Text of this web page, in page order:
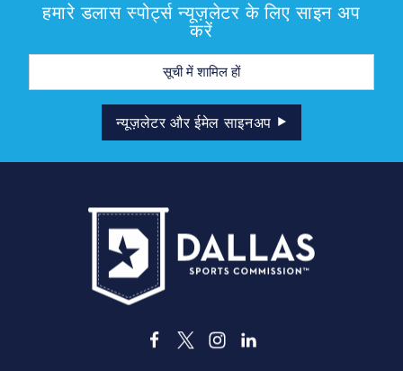
हमारे डलास स्पोर्ट्स न्यूज़लेटर के लिए साइन अप
करें
मेल
न्यूज़लेटर और ईमेल साइनअप